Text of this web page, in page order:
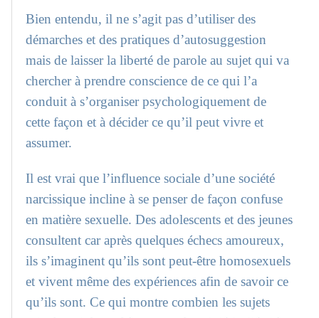
Bien entendu, il ne s’agit pas d’utiliser des
démarches et des pratiques d’autosuggestion
mais de laisser la liberté de parole au sujet qui va
chercher à prendre conscience de ce qui l’a
conduit à s’organiser psychologiquement de
cette façon et à décider ce qu’il peut vivre et
assumer.
Il est vrai que l’influence sociale d’une société
narcissique incline à se penser de façon confuse
en matière sexuelle. Des adolescents et des jeunes
consultent car après quelques échecs amoureux,
ils s’imaginent qu’ils sont peut-être homosexuels
et vivent même des expériences afin de savoir ce
qu’ils sont. Ce qui montre combien les sujets